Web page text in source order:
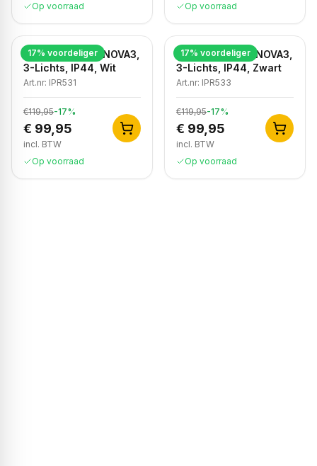
Op voorraad
Op voorraad
17% voordeliger
Badkamer Spot NOVA3,
3-Lichts, IP44, Wit
Art.nr: IPR531
€119,95-17%
€ 99,95
incl. BTW
Op voorraad
17% voordeliger
Badkamer Spot NOVA3,
3-Lichts, IP44, Zwart
Art.nr: IPR533
€119,95-17%
€ 99,95
incl. BTW
Op voorraad